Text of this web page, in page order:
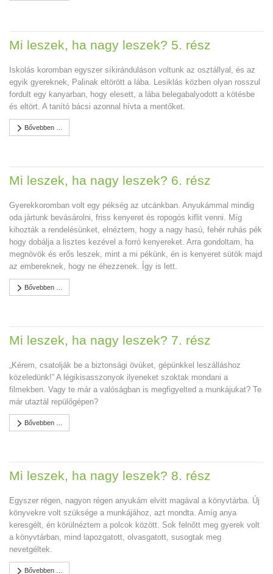
Mi leszek, ha nagy leszek? 5. rész
Iskolás koromban egyszer síkiránduláson voltunk az osztállyal, és az
egyik gyereknek, Palinak eltörött a lába. Lesiklás közben olyan rosszul
fordult egy kanyarban, hogy elesett, a lába belegabalyodott a kötésbe
és eltört. A tanító bácsi azonnal hívta a mentőket.
Bővebben …
Mi leszek, ha nagy leszek? 6. rész
Gyerekkoromban volt egy pékség az utcánkban. Anyukámmal mindig
oda jártunk bevásárolni, friss kenyeret és ropogós kiflit venni. Míg
kihozták a rendelésünket, elnéztem, hogy a nagy hasú, fehér ruhás pék
hogy dobálja a lisztes kezével a forró kenyereket. Arra gondoltam, ha
megnövök és erős leszek, mint a mi pékünk, én is kenyeret sütök majd
az embereknek, hogy ne éhezzenek. Így is lett.
Bővebben …
Mi leszek, ha nagy leszek? 7. rész
„Kérem, csatolják be a biztonsági övüket, gépünkkel leszálláshoz
közeledünk!” A légikisasszonyok ilyeneket szoktak mondani a
filmekben. Vagy te már a valóságban is megfigyelted a munkájukat? Te
már utaztál repülőgépen?
Bővebben …
Mi leszek, ha nagy leszek? 8. rész
Egyszer régen, nagyon régen anyukám elvitt magával a könyvtárba. Új
könyvekre volt szüksége a munkájához, azt mondta. Amíg anya
keresgélt, én körülnéztem a polcok között. Sok felnőtt meg gyerek volt
a könyvtárban, mind lapozgatott, olvasgatott, susogtak meg
nevetgéltek.
Bővebben …